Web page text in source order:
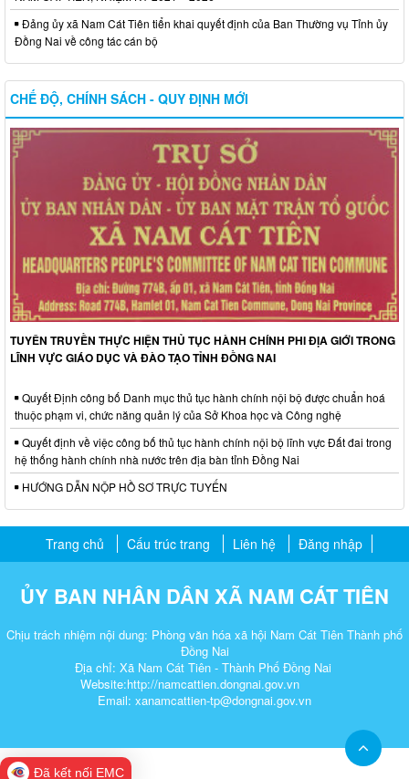
Đảng ủy xã Nam Cát Tiên tiển khai quyết định của Ban Thường vụ Tỉnh ủy
Đồng Nai về công tác cán bộ
CHẾ ĐỘ, CHÍNH SÁCH - QUY ĐỊNH MỚI
TUYÊN TRUYỀN THỰC HIỆN THỦ TỤC HÀNH CHÍNH PHI ĐỊA GIỚI TRONG
LĨNH VỰC GIÁO DỤC VÀ ĐÀO TẠO TỈNH ĐỒNG NAI
Quyết Định công bố Danh mục thủ tục hành chính nội bộ được chuẩn hoá
thuộc phạm vi, chức năng quản lý của Sở Khoa học và Công nghệ
Quyết định về việc công bố thủ tục hành chính nội bộ lĩnh vực Đất đai trong
hệ thống hành chính nhà nước trên địa bàn tỉnh Đồng Nai
HƯỚNG DẪN NỘP HỒ SƠ TRỰC TUYẾN
Trang chủ Cấu trúc trang Liên hệ Đăng nhập
ỦY BAN NHÂN DÂN XÃ NAM CÁT TIÊN
Chịu trách nhiệm nội dung: Phòng văn hóa xã hội Nam Cát Tiên Thành phố
Đồng Nai
Địa chỉ: Xã Nam Cát Tiên - Thành Phố Đồng Nai
Website:http://namcattien.dongnai.gov.vn
Email: xanamcattien-tp@dongnai.gov.vn​
Đã kết nối EMC